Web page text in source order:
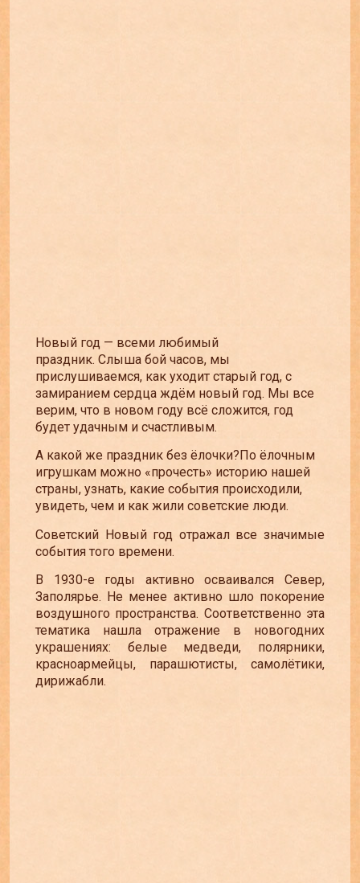
Новый год — всеми любимый
праздник. Слыша бой часов, мы
прислушиваемся, как уходит старый год, с
замиранием сердца ждём новый год. Мы все
верим, что в новом году всё сложится, год
будет удачным и счастливым.
А какой же праздник без ёлочки?По ёлочным
игрушкам можно «прочесть» историю нашей
страны, узнать, какие события происходили,
увидеть, чем и как жили советские люди.
Советский Новый год отражал все значимые
события того времени.
В 1930-е годы активно осваивался Север,
Заполярье. Не менее активно шло покорение
воздушного пространства. Соответственно эта
тематика нашла отражение в новогодних
украшениях: белые медведи, полярники,
красноармейцы, парашютисты, самолётики,
дирижабли.